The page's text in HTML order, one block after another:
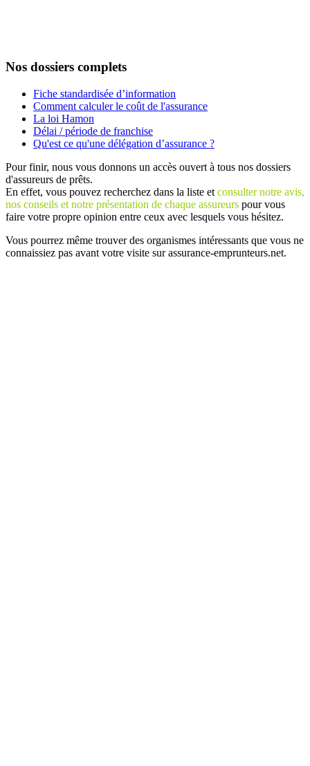
Nos dossiers complets
Fiche standardisée d’information
Comment calculer le coût de l'assurance
La loi Hamon
Délai / période de franchise
Qu'est ce qu'une délégation d’assurance ?
Pour finir, nous vous donnons un accès ouvert à tous nos dossiers
d'assureurs de prêts.
En effet, vous pouvez recherchez dans la liste et consulter notre avis,
nos conseils et notre présentation de chaque assureurs pour vous
faire votre propre opinion entre ceux avec lesquels vous hésitez.
Vous pourrez même trouver des organismes intéressants que vous ne
connaissiez pas avant votre visite sur assurance-emprunteurs.net.